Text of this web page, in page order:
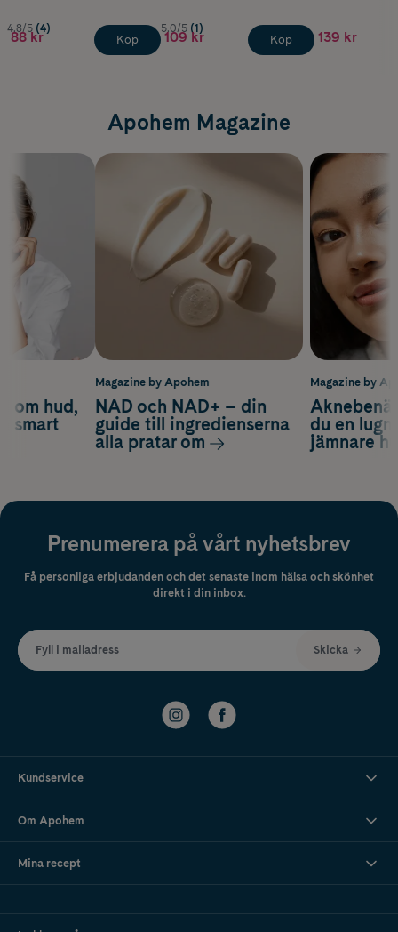
4.8/5 (4)
88 kr Köp
5.0/5 (1)
109 kr Köp 139 kr
Apohem Magazine
Magazine by
du en
jämnare
om hud,
smart
Magazine by Apohem
NAD och NAD+ – din
guide till ingredienserna
alla pratar om
Prenumerera på vårt nyhetsbrev
Få personliga erbjudanden och det senaste inom hälsa och skönhet
direkt i din inbox.
Fyll i mailadress Skicka
Kundservice
Om Apohem
Mina recept